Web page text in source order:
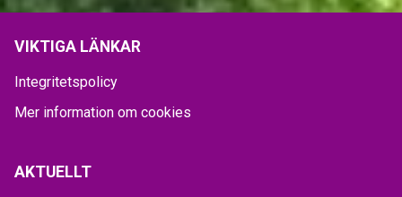
VIKTIGA LÄNKAR
Integritetspolicy
Mer information om cookies
AKTUELLT